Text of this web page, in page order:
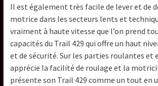
Il est également très facile de lever et de
motrice dans les secteurs lents et
vraiment à haute vitesse que l’on prend
capacités du Trail 429 qui offre un haut
et de sécurité. Sur les parties roulantes et
apprécie la facilité de roulage et la
présente son Trail 429 comme un tout en